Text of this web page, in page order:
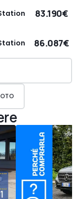
83.190€
86.087€